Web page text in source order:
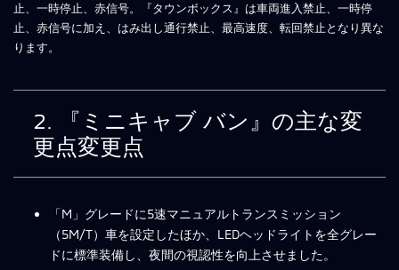
止、一時停止、赤信号。『タウンボックス』は車両進入禁止、一時停
止、赤信号に加え、はみ出し通行禁止、最高速度、転回禁止となり異な
ります。
2. 『ミニキャブ バン』の主な変
更点変更点
「M」グレードに5速マニュアルトランスミッション
（5M/T）車を設定したほか、LEDヘッドライトを全グレー
ドに標準装備し、夜間の視認性を向上させました。